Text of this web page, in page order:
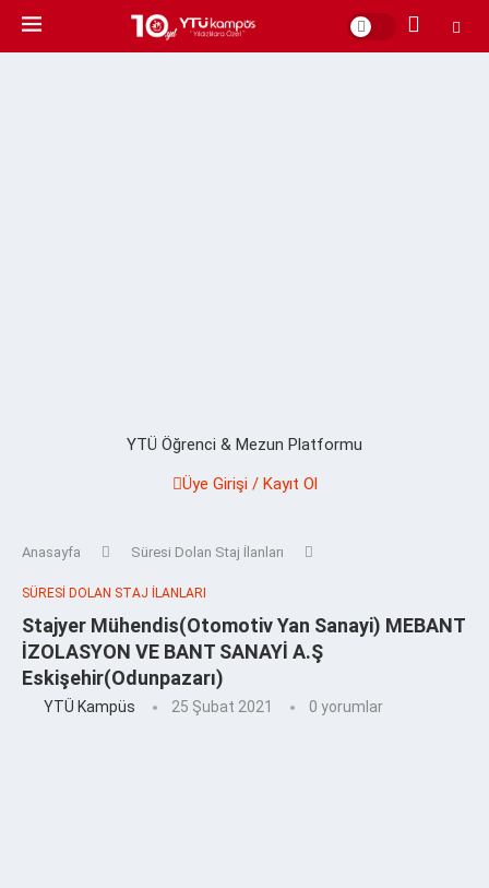
YTÜ Öğrenci & Mezun Platformu
Üye Girişi / Kayıt Ol
Anasayfa Süresi Dolan Staj İlanları
SÜRESI DOLAN STAJ İLANLARI
Stajyer Mühendis(Otomotiv Yan Sanayi) MEBANT
İZOLASYON VE BANT SANAYİ A.Ş
Eskişehir(Odunpazarı)
YTÜ Kampüs 25 Şubat 2021 0 yorumlar